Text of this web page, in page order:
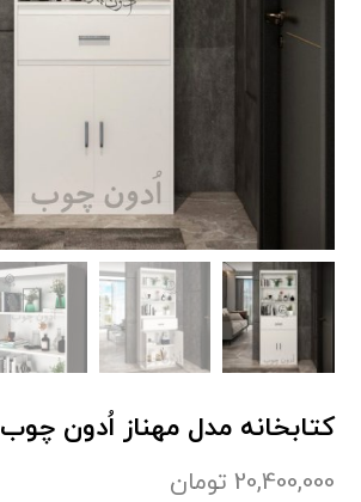
کتابخانه مدل مهناز اُدون چوب
20,400,000 تومان